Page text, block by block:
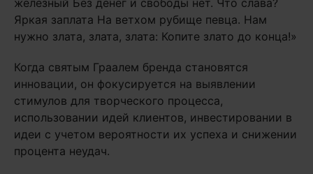
железный Без денег и свободы нет. Что слава?
Яркая заплата На ветхом рубище певца. Нам
нужно злата, злата, злата: Копите злато до конца!»
Когда святым Граалем бренда становятся
инновации, он фокусируется на выявлении
стимулов для творческого процесса,
использовании идей клиентов, инвестировании в
идеи с учетом вероятности их успеха и снижении
процента неудач.